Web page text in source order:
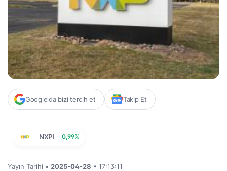
Google'da bizi tercih et Takip Et
NXPI 0,99%
Yayın Tarihi • 2025-04-28 • 17:13:11